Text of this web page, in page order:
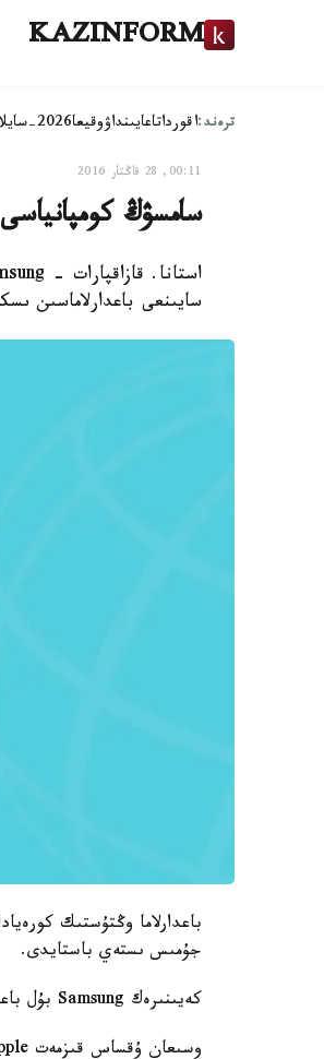
KAZINFORM
ترەند:اقورداتاعايىنداۋوقيعا2026-سايلاۋ
00:11, 28 قاڭتار 2016
سامسۋڭ
سايىنعى
جۇمىس ىستەي باستايدى.
كەيىنىرەك Samsung بۇل باعدارلامانى باسقا ەلدەردە دە ىسكە قوسپاق.